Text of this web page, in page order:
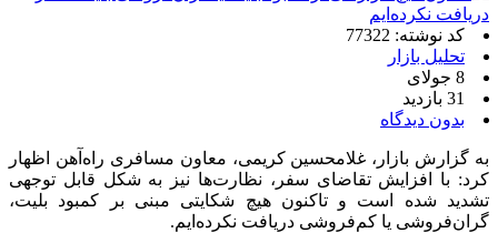
کد نوشته: 77322
تحلیل بازار
8 جولای
31 بازدید
بدون دیدگاه
به گزارش بازار، غلامحسین کریمی، معاون مسافری راه‌آهن اظهار
کرد: با افزایش تقاضای سفر، نظارت‌ها نیز به شکل قابل توجهی
تشدید شده است و تاکنون هیچ شکایتی مبنی بر کمبود بلیت،
گران‌فروشی یا کم‌فروشی دریافت نکرده‌ایم.